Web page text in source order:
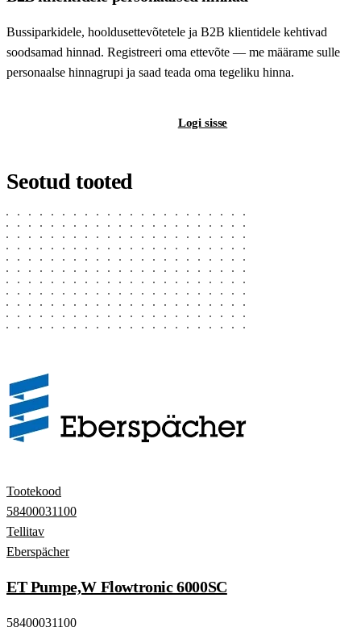
Bussiparkidele, hooldusettevõtetele ja B2B klientidele kehtivad
soodsamad hinnad. Registreeri oma ettevõte — me määrame sulle
personaalse hinnagrupi ja saad teada oma tegeliku hinna.
Logi sisse
Seotud tooted
Tootekood
58400031100
Tellitav
Eberspächer
ET Pumpe,W Flowtronic 6000SC
58400031100